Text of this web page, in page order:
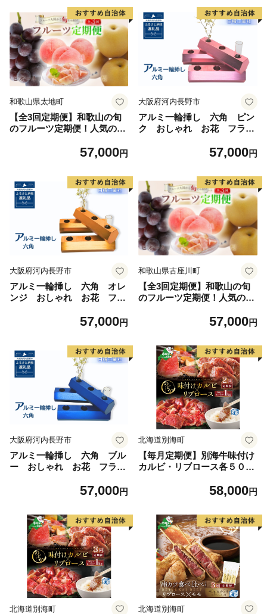
和歌山県太地町
【全3回定期便】和歌山の旬
のフルーツ定期便！人気の
57,000円
大阪府河内長野市
アルミ一輪挿し 六角 ピン
ク おしゃれ お花 フラワ
57,000円
大阪府河内長野市
アルミ一輪挿し 六角 オレ
ンジ おしゃれ お花 フラ
57,000円
和歌山県古座川町
【全3回定期便】和歌山の旬
のフルーツ定期便！人気の
57,000円
大阪府河内長野市
アルミ一輪挿し 六角 ブル
ー おしゃれ お花 フラワ
57,000円
北海道別海町
【毎月定期便】別海牛味付け
カルビ・リブロース各５００
58,000円
北海道別海町 北海道別海町